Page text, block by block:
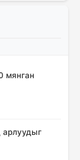
мянган
арлуудыг